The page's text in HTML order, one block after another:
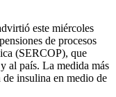
este miércoles
de procesos
(SERCOP), que
al país. La medida más
insulina en medio de